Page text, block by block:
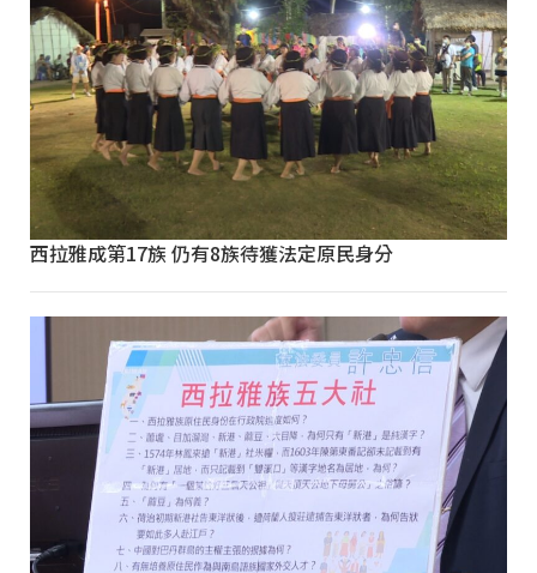
西拉雅成第17族 仍有8族待獲法定原民身分